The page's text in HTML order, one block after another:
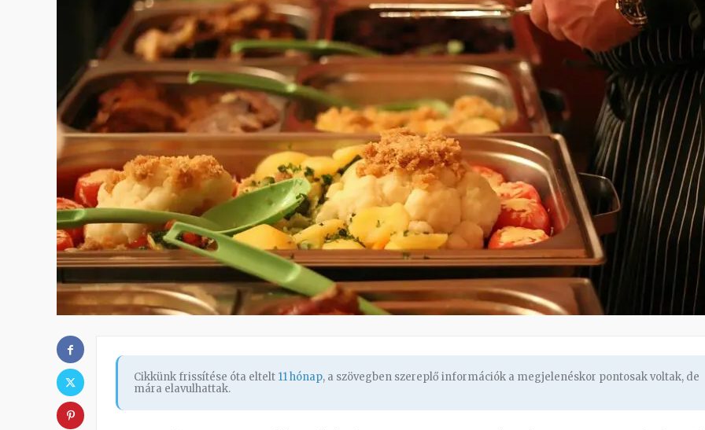
Cikkünk frissítése óta eltelt 11 hónap, a szövegben szereplő információk a megjelenéskor pontosak voltak, de
mára elavulhattak.